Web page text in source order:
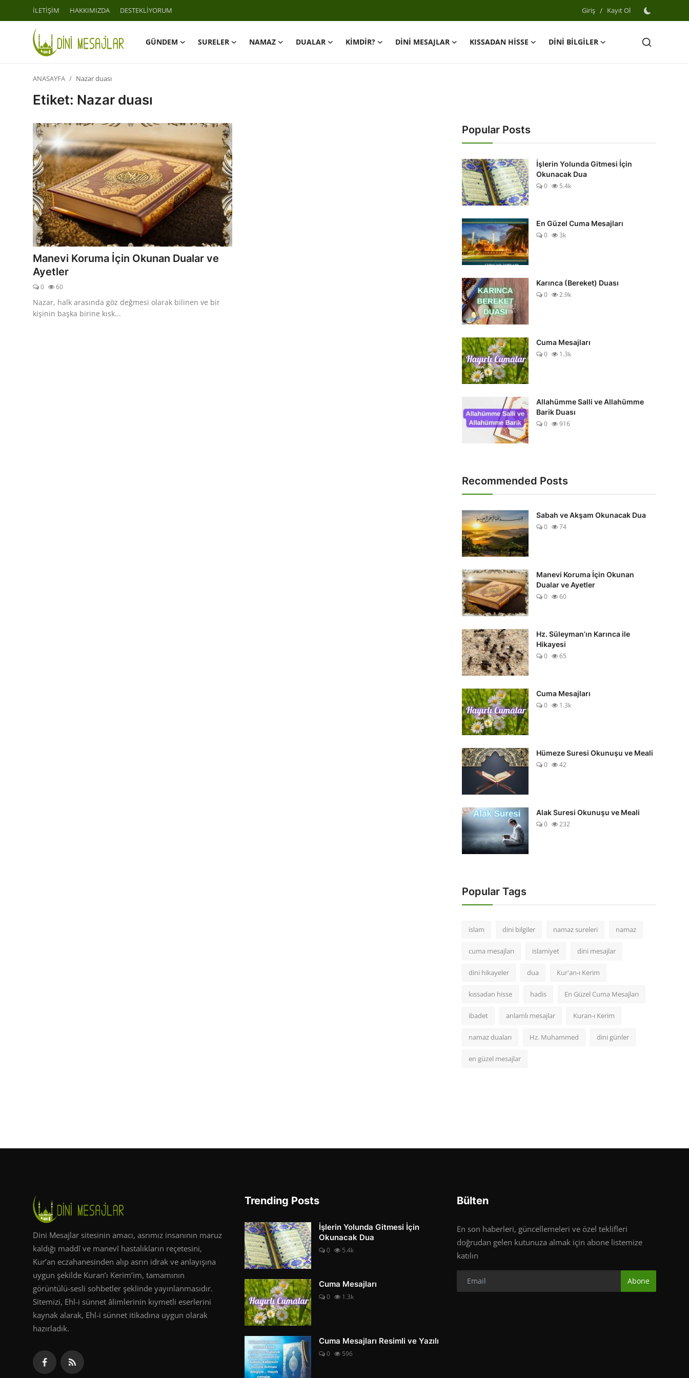
İLETİŞİM HAKKIMIZDA DESTEKLİYORUM Giriş / Kayıt Ol
GÜNDEM SURELER NAMAZ DUALAR KİMDİR? DİNİ MESAJLAR KISSADAN HİSSE
DİNİ BİLGİLER
Giriş
HAKKIMIZDA
DESTEKLİYORUM
SURELER
NAMAZ
DUALAR
KİMDİR?
DİNİ MESAJLAR
KISSADAN HİSSE
ANASAYFA Nazar duası
Etiket: Nazar duası
Manevi Koruma İçin Okunan Dualar ve
Ayetler
0 60
Nazar, halk arasında göz değmesi olarak bilinen ve bir
kişinin başka birine kısk...
Popular Posts
İşlerin Yolunda Gitmesi İçin
Okunacak Dua
0
5.4k
En Güzel Cuma Mesajları
0
3k
Karınca (Bereket) Duası
0
2.9k
Cuma Mesajları
0
1.3k
Allahümme Salli ve Allahümme
Barik Duası
0
916
Recommended Posts
Sabah ve Akşam Okunacak Dua
0
74
Manevi Koruma İçin Okunan
Dualar ve Ayetler
0
60
Hz. Süleyman’ın Karınca ile
Hikayesi
0
65
Cuma Mesajları
0
1.3k
Hümeze Suresi Okunuşu ve Meali
0
42
Alak Suresi Okunuşu ve Meali
0
232
Popular Tags
islam dini bilgiler namaz sureleri namaz
cuma mesajları islamiyet dini mesajlar
dini hikayeler dua Kur'an-ı Kerim
kıssadan hisse hadis En Güzel Cuma Mesajları
ibadet anlamlı mesajlar Kuran-ı Kerim
namaz duaları Hz. Muhammed dini günler
en güzel mesajlar
Dini Mesajlar sitesinin amacı, asrımız insanının maruz
kaldığı maddî ve manevî hastalıkların reçetesini,
Kur’an eczahanesinden alıp asrın idrak ve anlayışına
uygun şekilde Kuran’ı Kerim’im, tamamının
görüntülü-sesli sohbetler şeklinde yayınlanmasıdır.
Sitemizi, Ehl-i sünnet âlimlerinin kıymetli eserlerini
kaynak alarak, Ehl-i sünnet itikadına uygun olarak
hazırladık.
Trending Posts
İşlerin Yolunda Gitmesi İçin
Okunacak Dua
0 5.4k
Cuma Mesajları
0 1.3k
Cuma Mesajları Resimli ve Yazılı
0 596
Bülten
En son haberleri, güncellemeleri ve özel teklifleri
doğrudan gelen kutunuza almak için abone listemize
katılın
Abone